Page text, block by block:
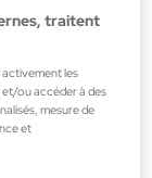
traitent
activement les
ou accéder à des
mesure de
et